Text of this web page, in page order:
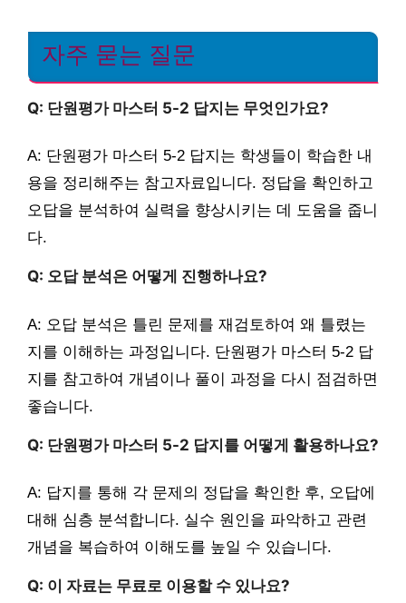
자주 묻는 질문
Q: 단원평가 마스터 5-2 답지는 무엇인가요?
A: 단원평가 마스터 5-2 답지는 학생들이 학습한 내
용을 정리해주는 참고자료입니다. 정답을 확인하고
오답을 분석하여 실력을 향상시키는 데 도움을 줍니
다.
Q: 오답 분석은 어떻게 진행하나요?
A: 오답 분석은 틀린 문제를 재검토하여 왜 틀렸는
지를 이해하는 과정입니다. 단원평가 마스터 5-2 답
지를 참고하여 개념이나 풀이 과정을 다시 점검하면
좋습니다.
Q: 단원평가 마스터 5-2 답지를 어떻게 활용하나요?
A: 답지를 통해 각 문제의 정답을 확인한 후, 오답에
대해 심층 분석합니다. 실수 원인을 파악하고 관련
개념을 복습하여 이해도를 높일 수 있습니다.
Q: 이 자료는 무료로 이용할 수 있나요?